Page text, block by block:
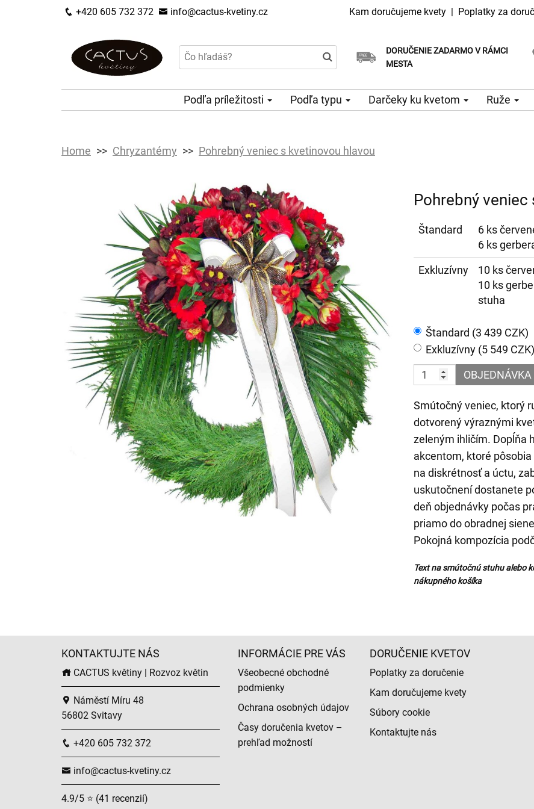
+420 605 732 372 info@cactus-kvetiny.cz Kam doručujeme kvety | Poplatky za
DORUČENIE ZADARMO V RÁMCI
MESTA
Podľa príležitosti Podľa typu Darčeky ku kvetom Ruže
Home Chryzantémy Pohrebný veniec s kvetinovou hlavou
Pohrebný
Štandard
6 ks
6 ks
Exkluzívny
10 ks
10 ks
stuha
Štandard (3 439 CZK)
Exkluzívny (5 549 CZK)
OBJEDNÁVKA
Smútočný veniec, ktorý
dotvorený výraznými
zeleným ihličím. Dopĺňa
akcentom, ktoré
na diskrétnosť a úctu,
uskutočnení dostanete
deň objednávky počas
priamo do obradnej
Pokojná kompozícia
Text na smútočnú stuhu alebo
nákupného košíka
KONTAKTUJTE NÁS
CACTUS květiny | Rozvoz květin
Náměstí Míru 48
56802 Svitavy
+420 605 732 372
info@cactus-kvetiny.cz
4.9/5 ⭐ (41 recenzií)
INFORMÁCIE PRE VÁS
Všeobecné obchodné
podmienky
Ochrana osobných údajov
Časy doručenia kvetov –
prehľad možností
DORUČENIE KVETOV
Poplatky za doručenie
Kam doručujeme kvety
Súbory cookie
Kontaktujte nás